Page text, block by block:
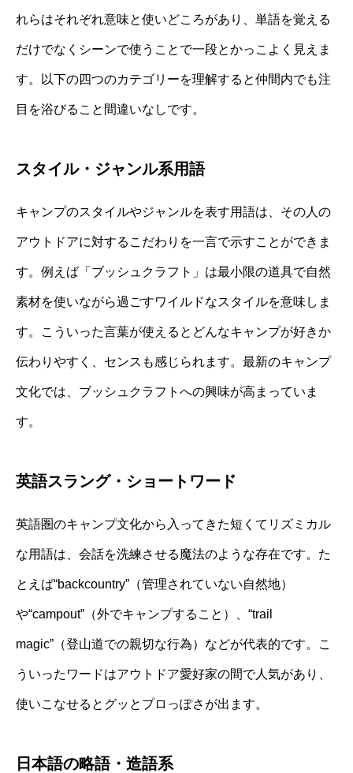
れらはそれぞれ意味と使いどころがあり、単語を覚える
だけでなくシーンで使うことで一段とかっこよく見えま
す。以下の四つのカテゴリーを理解すると仲間内でも注
目を浴びること間違いなしです。
スタイル・ジャンル系用語
キャンプのスタイルやジャンルを表す用語は、その人の
アウトドアに対するこだわりを一言で示すことができま
す。例えば「ブッシュクラフト」は最小限の道具で自然
素材を使いながら過ごすワイルドなスタイルを意味しま
す。こういった言葉が使えるとどんなキャンプが好きか
伝わりやすく、センスも感じられます。最新のキャンプ
文化では、ブッシュクラフトへの興味が高まっていま
す。
英語スラング・ショートワード
英語圏のキャンプ文化から入ってきた短くてリズミカル
な用語は、会話を洗練させる魔法のような存在です。た
とえば“backcountry”（管理されていない自然地）
や“campout”（外でキャンプすること）、“trail
magic”（登山道での親切な行為）などが代表的です。こ
ういったワードはアウトドア愛好家の間で人気があり、
使いこなせるとグッとプロっぽさが出ます。
日本語の略語・造語系